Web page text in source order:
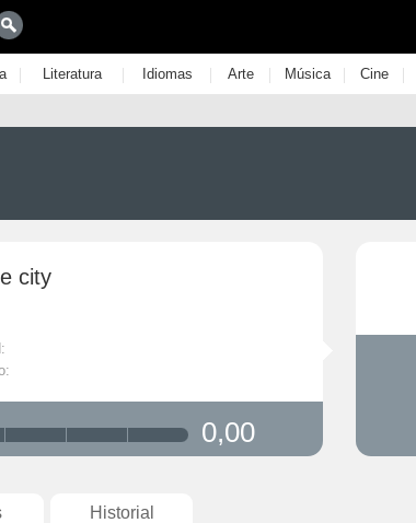
| Literatura | Idiomas | Arte | Música | Cine |
city
0,00
Historial